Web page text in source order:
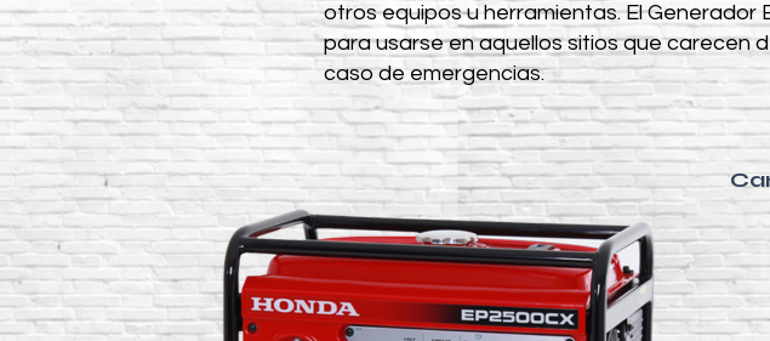
otros equipos u herramientas. El Generador
para usarse en aquellos sitios que carecen
caso de emergencias.